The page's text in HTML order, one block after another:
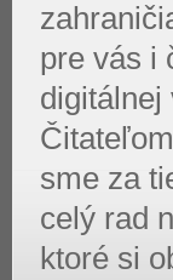
pre vás i
digitálnej
sme za
celý rad
ktoré si